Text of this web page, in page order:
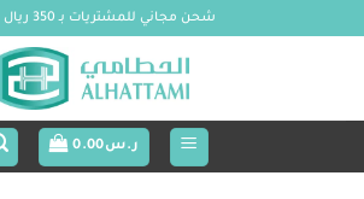
شحن مجاني للمشتريات بـ 350 ريال وأكثر
ر.س0.00